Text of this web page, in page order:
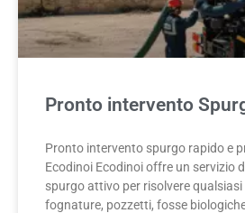
Pronto intervento
Pronto intervento spurgo rapido e
Ecodinoi Ecodinoi offre un servizio
spurgo attivo per risolvere
fognature, pozzetti, fosse